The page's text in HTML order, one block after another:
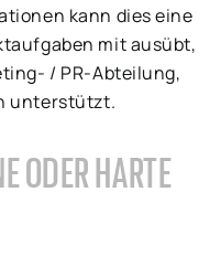
kann dies eine
mit ausübt,
/ PR-Abteilung,
unterstützt.
ODER HARTE